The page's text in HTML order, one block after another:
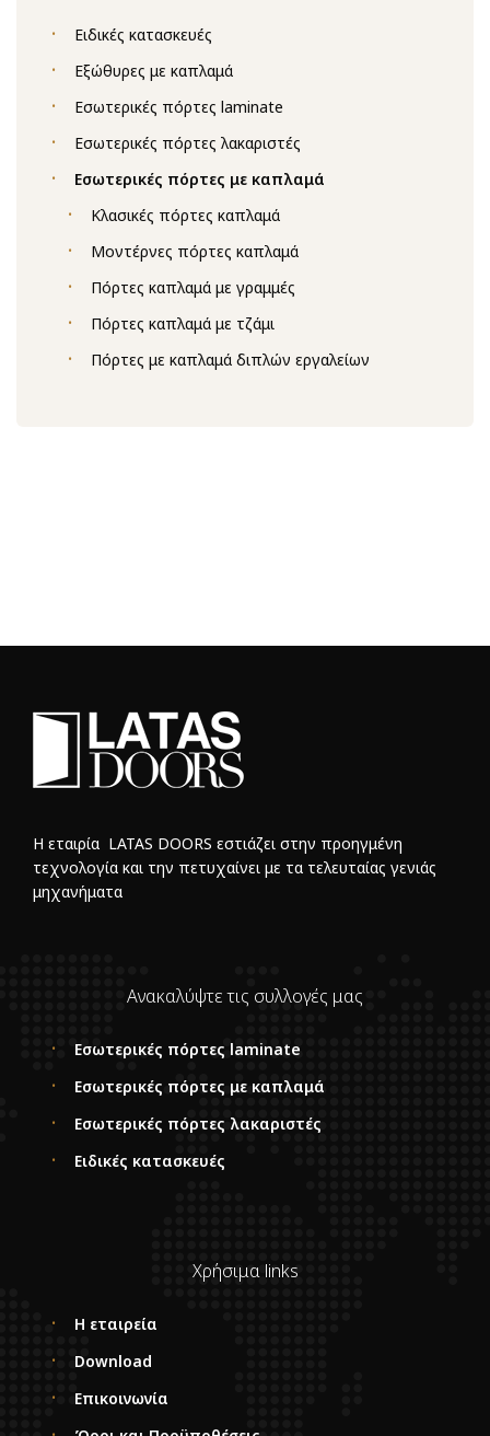
Ειδικές κατασκευές
Εξώθυρες με καπλαμά
Εσωτερικές πόρτες laminate
Εσωτερικές πόρτες λακαριστές
Εσωτερικές πόρτες με καπλαμά
Κλασικές πόρτες καπλαμά
Μοντέρνες πόρτες καπλαμά
Πόρτες καπλαμά με γραμμές
Πόρτες καπλαμά με τζάμι
Πόρτες με καπλαμά διπλών εργαλείων
Η εταιρία LATAS DOORS εστιάζει στην προηγμένη
τεχνολογία και την πετυχαίνει με τα τελευταίας γενιάς
μηχανήματα
Ανακαλύψτε τις συλλογές μας
Εσωτερικές πόρτες laminate
Εσωτερικές πόρτες με καπλαμά
Εσωτερικές πόρτες λακαριστές
Ειδικές κατασκευές
Χρήσιμα links
Η εταιρεία
Download
Επικοινωνία